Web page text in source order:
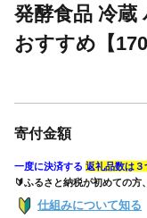
発酵食品 冷蔵
おすすめ【
寄付金額
一度に決済する 返礼品数は３
🔰ふるさと納税が初めての方
仕組みについて知る